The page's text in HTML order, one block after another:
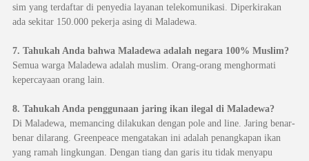
sim yang terdaftar di penyedia layanan telekomunikasi. Diperkirakan
ada sekitar 150.000 pekerja asing di Maladewa.
7. Tahukah Anda bahwa Maladewa adalah negara 100% Muslim?
Semua warga Maladewa adalah muslim. Orang-orang menghormati
kepercayaan orang lain.
8. Tahukah Anda penggunaan jaring ikan ilegal di Maladewa?
Di Maladewa, memancing dilakukan dengan pole and line. Jaring benar-
benar dilarang. Greenpeace mengatakan ini adalah penangkapan ikan
yang ramah lingkungan. Dengan tiang dan garis itu tidak menyapu